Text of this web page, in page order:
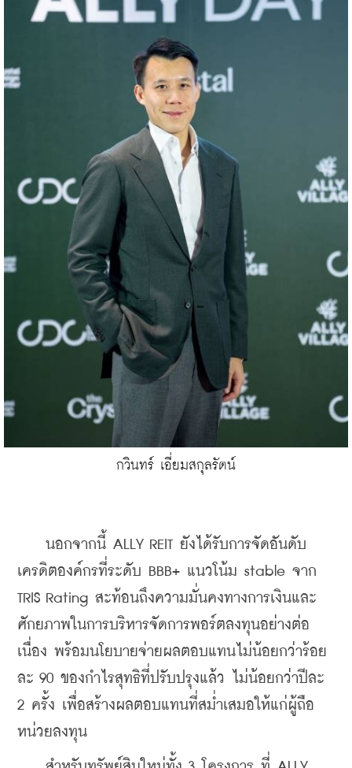
กวินทร์ เอี่ยมสกุลรัตน์
นอกจากนี้ ALLY REIT ยังได้รับการจัดอันดับ
เครดิตองค์กรที่ระดับ BBB+ แนวโน้ม stable จาก
TRIS Rating สะท้อนถึงความมั่นคงทางการเงินและ
ศักยภาพในการบริหารจัดการพอร์ตลงทุนอย่างต่อ
เนื่อง พร้อมนโยบายจ่ายผลตอบแทนไม่น้อยกว่าร้อย
ละ 90 ของกำไรสุทธิที่ปรับปรุงแล้ว ไม่น้อยกว่าปีละ
2 ครั้ง เพื่อสร้างผลตอบแทนที่สม่ำเสมอให้แก่ผู้ถือ
หน่วยลงทุน